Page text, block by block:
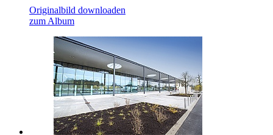
Originalbild downloaden
zum Album